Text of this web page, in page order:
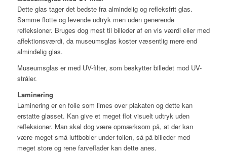
Dette glas tager det bedste fra almindelig og refleksfrit glas.
Samme flotte og levende udtryk men uden generende
refleksioner. Bruges dog mest til billeder af en vis værdi eller med
affektionsværdi, da museumsglas koster væsentlig mere end
almindelig glas.
Museumsglas er med UV-filter, som beskytter billedet mod UV-
stråler.
Laminering
Laminering er en folie som limes over plakaten og dette kan
erstatte glasset. Kan give et meget flot visuelt udtryk uden
refleksioner. Man skal dog være opmærksom på, at der kan
være meget små luftbobler under folien, så på billeder med
meget store og rene farveflader kan dette anes.